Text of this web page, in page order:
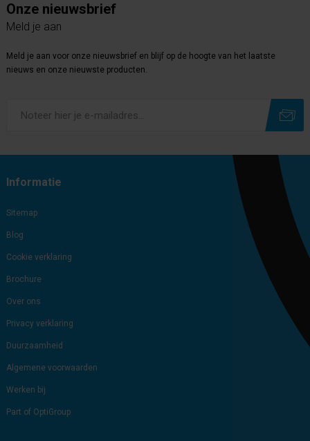
Onze nieuwsbrief
Meld je aan
Meld je aan voor onze nieuwsbrief en blijf op de hoogte van het laatste
nieuws en onze nieuwste producten.
Informatie
Sitemap
Blog
Cookie verklaring
Brochure
Over ons
Privacy verklaring
Duurzaamheid
Algemene voorwaarden
Werken bij
Part of OptiGroup